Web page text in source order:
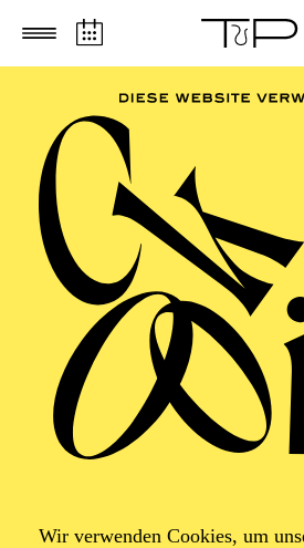
Zum Hauptinhalt springen Zum
Wir verwenden Cookies, um
Show­time